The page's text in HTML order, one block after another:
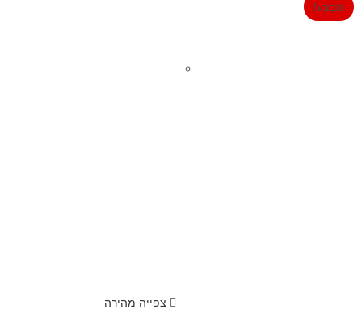
מבצע!
צפייה מהירה